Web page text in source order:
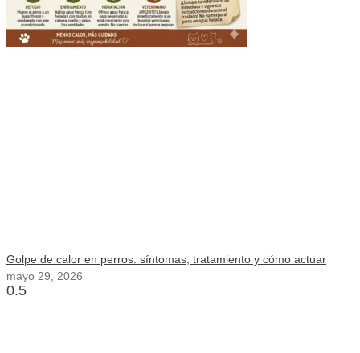
Golpe de calor en perros: síntomas, tratamiento y cómo actuar
mayo 29, 2026